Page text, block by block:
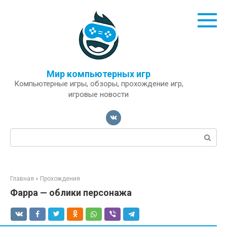
Мир компьютерных игр
Компьютерные игры, обзоры, прохождение игр,
игровые новости
Поиск:
Главная » Прохождения
Фарра — облики персонажа